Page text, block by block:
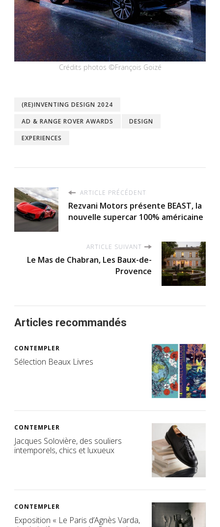
Crédits photos ©François Goizé
(RE)INVENTING DESIGN 2024
AD & RANGE ROVER AWARDS
DESIGN
EXPERIENCES
ARTICLE PRÉCÉDENT
Rezvani Motors présente BEAST, la
nouvelle supercar 100% américaine
ARTICLE SUIVANT
Le Mas de Chabran, Les Baux-de-
Provence
Articles recommandés
CONTEMPLER
Sélection Beaux Livres
CONTEMPLER
Jacques Solovière, des souliers
intemporels, chics et luxueux
CONTEMPLER
Exposition « Le Paris d’Agnès Varda,